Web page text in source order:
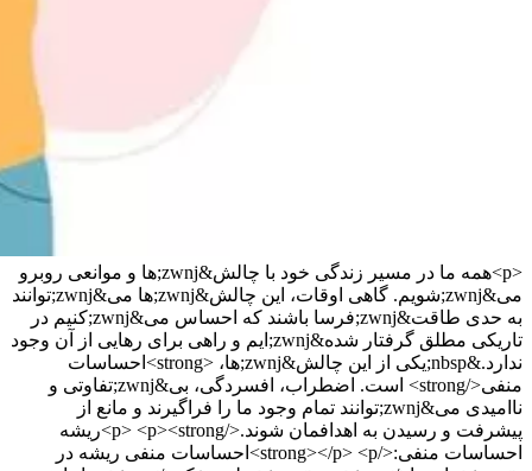
<p>همه ما در مسیر زندگی خود با چالش&zwnj;ها و موانعی روبرو
می&zwnj;شویم. گاهی اوقات، این چالش&zwnj;ها می&zwnj;توانند
به حدی طاقت&zwnj;فرسا باشند که احساس می&zwnj;کنیم در
تاریکی مطلق گرفتار شده&zwnj;ایم و راهی برای رهایی از آن وجود
ندارد.&nbsp;یکی از این چالش&zwnj;ها، <strong>احساسات
منفی</strong> است. اضطراب، افسردگی، بی&zwnj;تفاوتی و
ناامیدی می&zwnj;توانند تمام وجود ما را فراگیرند و مانع از
پیشرفت و رسیدن به اهدافمان شوند.</p> <p><strong>ریشه
احساسات منفی:</strong></p> <p>احساسات منفی ریشه در